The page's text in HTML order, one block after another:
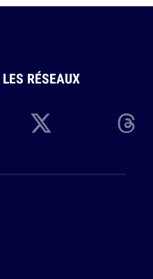
LES RÉSEAUX